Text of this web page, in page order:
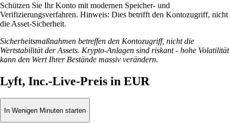
Schützen Sie Ihr Konto mit modernen Speicher- und
Verifizierungsverfahren. Hinweis: Dies betrifft den Kontozugriff, nicht
die Asset-Sicherheit.
Sicherheitsmaßnahmen betreffen den Kontozugriff, nicht die
Wertstabilität der Assets. Krypto-Anlagen sind riskant - hohe Volatilität
kann den Wert Ihrer Bestände massiv verändern.
Lyft, Inc.-Live-Preis in EUR
In Wenigen Minuten starten